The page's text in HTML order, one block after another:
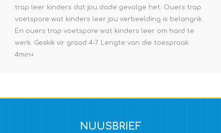
trap leer kinders dat jou dade gevolge het. Ouers trap
voetspore wat kinders leer jou verbeelding is belangrik.
En ouers trap voetspore wat kinders leer om hard te
werk. Geskik vir graad 4-7. Lengte van die toespraak:
4min+
NUUSBRIEF